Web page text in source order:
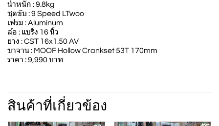
น้ำหนัก : 9.8kg
ชุดขับ : 9 Speed LTwoo
เฟรม : Aluminum
ล้อ : แบริ่ง 16 นิ้ว
ยาง : CST 16x1.50 AV
ขาจาน : MOOF Hollow Crankset 53T 170mm
ราคา : 9,990 บาท
สินค้าที่เกี่ยวข้อง